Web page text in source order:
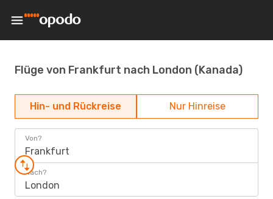
Flüge von Frankfurt nach London (Kanada)
Hin- und Rückreise Nur Hinreise
Von?
Frankfurt
Nach?
London